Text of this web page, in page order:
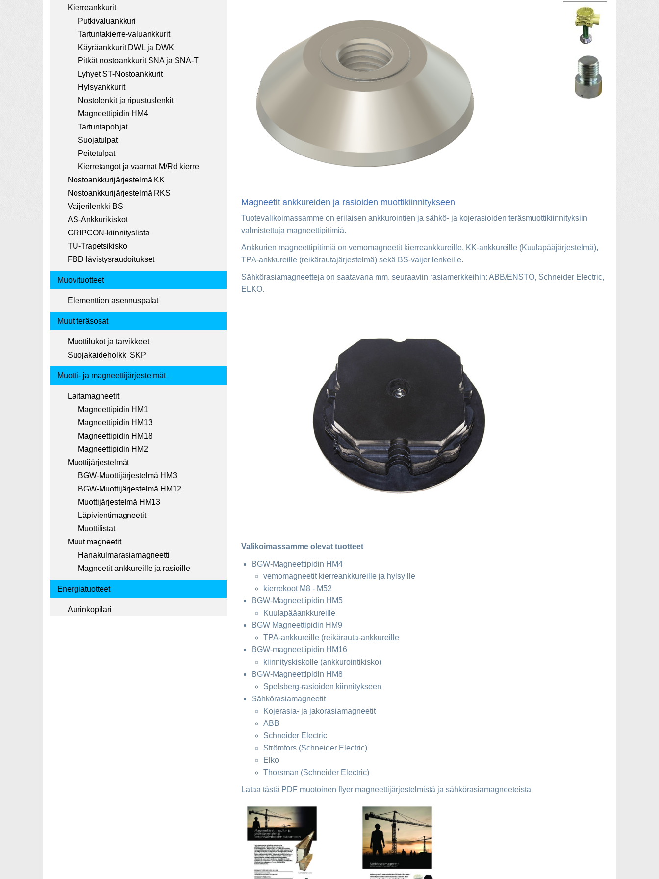
a
Kierreankkurit
Putkivaluankkuri
Tartuntakierre-valuankkurit
Käyräankkurit DWL ja DWK
Pitkät nostoankkurit SNA ja SNA-T
Lyhyet ST-Nostoankkurit
Hylsyankkurit
Nostolenkit ja ripustuslenkit
Magneettipidin HM4
Tartuntapohjat
Suojatulpat
Peitetulpat
Kierretangot ja vaarnat M/Rd kierre
Nostoankkurijärjestelmä KK
Nostoankkurijärjestelmä RKS
Vaijerilenkki BS
AS-Ankkurikiskot
GRIPCON-kiinnityslista
TU-Trapetsikisko
FBD lävistysraudoitukset
Muovituotteet
Elementtien asennuspalat
Muut teräsosat
Muottilukot ja tarvikkeet
Suojakaideholkki SKP
Muotti- ja magneettijärjestelmät
Laitamagneetit
Magneettipidin HM1
Magneettipidin HM13
Magneettipidin HM18
Magneettipidin HM2
Muottijärjestelmät
BGW-Muottijärjestelmä HM3
BGW-Muottijärjestelmä HM12
Muottijärjestelmä HM13
Läpivientimagneetit
Muottilistat
Muut magneetit
Hanakulmarasiamagneetti
Magneetit ankkureille ja rasioille
Energiatuotteet
Aurinkopilari
Magneetit ankkureiden ja rasioiden muottikiinnitykseen
Tuotevalikoimassamme on erilaisen ankkurointien ja sähkö- ja kojerasioiden teräsmuottikiinnityksiin
valmistettuja magneettipitimiä.
Ankkurien magneettipitimiä on vemomagneetit kierreankkureille, KK-ankkureille (Kuulapääjärjestelmä),
TPA-ankkureille (reikärautajärjestelmä) sekä BS-vaijerilenkeille.
Sähkörasiamagneetteja on saatavana mm. seuraaviin rasiamerkkeihin: ABB/ENSTO, Schneider Electric,
ELKO.
Valikoimassamme olevat tuotteet
BGW-Magneettipidin HM4
vemomagneetit kierreankkureille ja hylsyille
kierrekoot M8 - M52
BGW-Magneettipidin HM5
Kuulapääankkureille
BGW Magneettipidin HM9
TPA-ankkureille (reikärauta-ankkureille
BGW-magneettipidin HM16
kiinnityskiskolle (ankkurointikisko)
BGW-Magneettipidin HM8
Spelsberg-rasioiden kiinnitykseen
Sähkörasiamagneetit
Kojerasia- ja jakorasiamagneetit
ABB
Schneider Electric
Strömfors (Schneider Electric)
Elko
Thorsman (Schneider Electric)
Lataa tästä PDF muotoinen flyer magneettijärjestelmistä ja sähkörasiamagneeteista